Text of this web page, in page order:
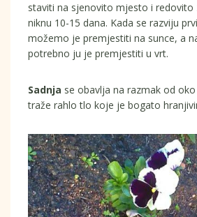
staviti na sjenovito mjesto i redovito
niknu 10-15 dana. Kada se razviju
možemo je premjestiti na sunce, a
potrebno ju je premjestiti u vrt.
Sadnja se obavlja na razmak od
traže rahlo tlo koje je bogato